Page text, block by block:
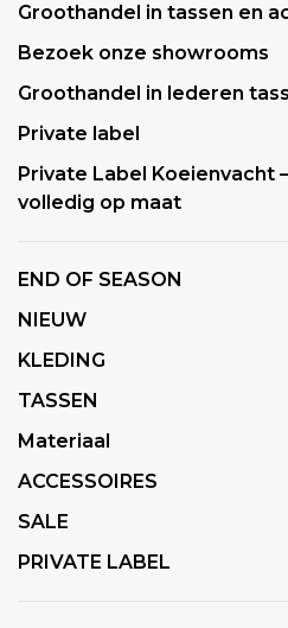
Groothandel in tassen en
Bezoek onze showrooms
Groothandel in lederen
Private label
Private Label Koeienvacht
volledig op maat
END OF SEASON
NIEUW
KLEDING
TASSEN
Materiaal
ACCESSOIRES
SALE
PRIVATE LABEL